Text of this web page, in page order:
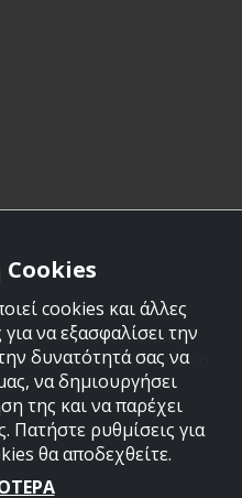
είναι η Αντικαταβολή,
πιστωτική κάρτα
Cookies
cookies και άλλες
να εξασφαλίσει την
δυνατότητά σας να
να δημιουργήσει
της και να παρέχει
Πατήστε ρυθμίσεις για
θα αποδεχθείτε.